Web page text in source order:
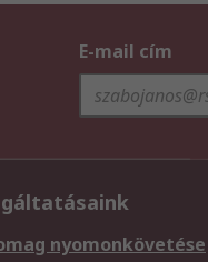
E-mail cím
nyomonkövetése